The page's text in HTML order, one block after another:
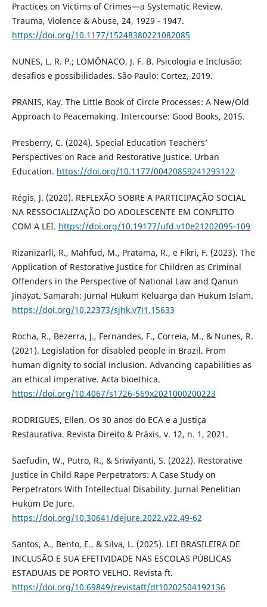
Practices on Victims of Crimes—a Systematic Review.
Trauma, Violence & Abuse, 24, 1929 - 1947.
https://doi.org/10.1177/15248380221082085
NUNES, L. R. P.; LOMÔNACO, J. F. B. Psicologia e Inclusão:
desafios e possibilidades. São Paulo: Cortez, 2019.
PRANIS, Kay. The Little Book of Circle Processes: A New/Old
Approach to Peacemaking. Intercourse: Good Books, 2015.
Presberry, C. (2024). Special Education Teachers’
Perspectives on Race and Restorative Justice. Urban
Education. https://doi.org/10.1177/00420859241293122
Régis, J. (2020). REFLEXÃO SOBRE A PARTICIPAÇÃO SOCIAL
NA RESSOCIALIZAÇÃO DO ADOLESCENTE EM CONFLITO
COM A LEI. https://doi.org/10.19177/ufd.v10e21202095-109
Rizanizarli, R., Mahfud, M., Pratama, R., e Fikri, F. (2023). The
Application of Restorative Justice for Children as Criminal
Offenders in the Perspective of National Law and Qanun
Jināyat. Samarah: Jurnal Hukum Keluarga dan Hukum Islam.
https://doi.org/10.22373/sjhk.v7i1.15633
Rocha, R., Bezerra, J., Fernandes, F., Correia, M., & Nunes, R.
(2021). Legislation for disabled people in Brazil. From
human dignity to social inclusion. Advancing capabilities as
an ethical imperative. Acta bioethica.
https://doi.org/10.4067/s1726-569x2021000200223
RODRIGUES, Ellen. Os 30 anos do ECA e a Justiça
Restaurativa. Revista Direito & Práxis, v. 12, n. 1, 2021.
Saefudin, W., Putro, R., & Sriwiyanti, S. (2022). Restorative
Justice in Child Rape Perpetrators: A Case Study on
Perpetrators With Intellectual Disability. Jurnal Penelitian
Hukum De Jure.
https://doi.org/10.30641/dejure.2022.v22.49-62
Santos, A., Bento, E., & Silva, L. (2025). LEI BRASILEIRA DE
INCLUSÃO E SUA EFETIVIDADE NAS ESCOLAS PÚBLICAS
ESTADUAIS DE PORTO VELHO. Revista ft.
https://doi.org/10.69849/revistaft/dt10202504192136